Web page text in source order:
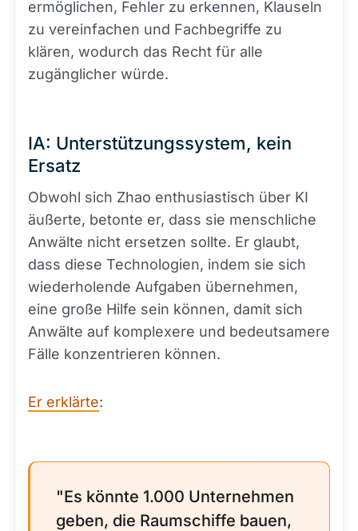
ermöglichen, Fehler zu erkennen, Klauseln
zu vereinfachen und Fachbegriffe zu
klären, wodurch das Recht für alle
zugänglicher würde.
IA: Unterstützungssystem, kein
Ersatz
Obwohl sich Zhao enthusiastisch über KI
äußerte, betonte er, dass sie menschliche
Anwälte nicht ersetzen sollte. Er glaubt,
dass diese Technologien, indem sie sich
wiederholende Aufgaben übernehmen,
eine große Hilfe sein können, damit sich
Anwälte auf komplexere und bedeutsamere
Fälle konzentrieren können.
Er erklärte:
"Es könnte 1.000 Unternehmen
geben, die Raumschiffe bauen,